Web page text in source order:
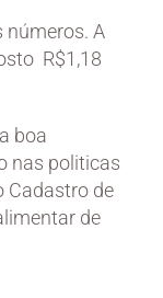
números. A
R$1,18
boa
nas politicas
Cadastro de
de